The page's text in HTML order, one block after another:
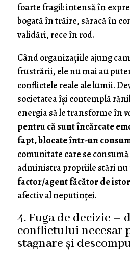
foarte fragil: intensă în
bogată în trăire, săracă în
validări, rece în rod.
Când organizațiile ajung
frustrării, ele nu mai au
conflictele reale ale lumii.
societatea își contemplă
energia să le transforme în
pentru că sunt încărcate
fapt, blocate într-un
comunitate care se
administra propriile stări nu
factor/agent făcător de
afectiv al neputinței.
4. Fuga de decizie –
conflictului necesar
stagnare și